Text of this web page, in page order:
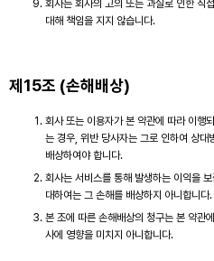
회사는 회사의 고의 또는 과실로 인한 직
대해 책임을 지지 않습니다.
제15조 (손해배상)
회사 또는 이용자가 본 약관에 따라 이행
는 경우, 위반 당사자는 그로 인하여 상대
배상하여야 합니다.
회사는 서비스를 통해 발생하는 이익을 보
대하여는 그 손해를 배상하지 아니합니다.
본 조에 따른 손해배상의 청구는 본 약관
사에 영향을 미치지 아니합니다.